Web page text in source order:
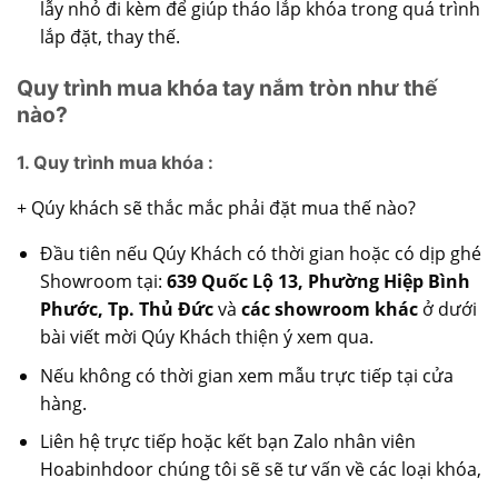
lẫy nhỏ đi kèm để giúp tháo lắp khóa trong quá trình
lắp đặt, thay thế.
Quy trình mua khóa tay nắm tròn như thế
nào?
1. Quy trình mua khóa :
+ Qúy khách sẽ thắc mắc phải đặt mua thế nào?
Đầu tiên nếu Qúy Khách có thời gian hoặc có dịp ghé
Showroom tại: 639 Quốc Lộ 13, Phường Hiệp Bình
Phước, Tp. Thủ Đứcvà các showroom khácở dưới
bài viết mời Qúy Khách thiện ý xem qua.
Nếu không có thời gian xem mẫu trực tiếp tại cửa
hàng.
Liên hệ trực tiếp hoặc kết bạn Zalo nhân viên
Hoabinhdoor chúng tôi sẽ sẽ tư vấn về các loại khóa,